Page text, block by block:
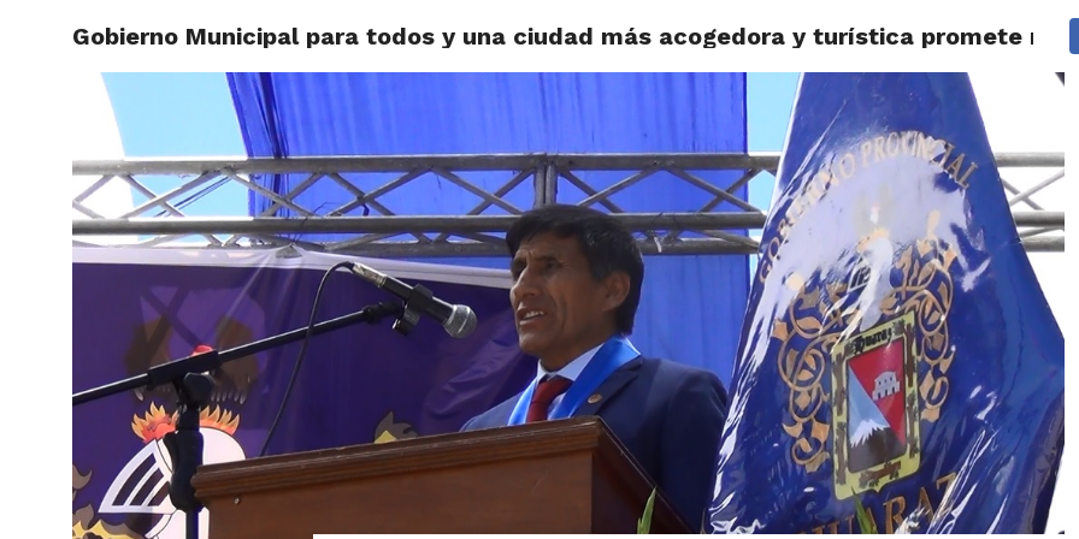
ACTUALIDAD HUARAZ ÁNCASH TÚ ELIGES 2026 POLICIALES
Gobierno Municipal para todos y una ciudad más acogedora y turística promete